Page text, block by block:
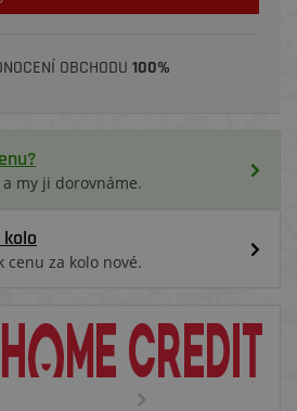
OBCHODU 100%
my ji dorovnáme.
cenu za kolo nové.